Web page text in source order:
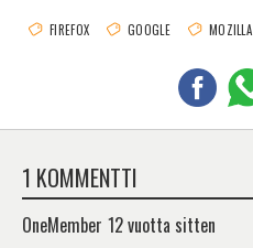
FIREFOX GOOGLE MOZILLA
1 KOMMENTTI
OneMember 12 vuotta sitten